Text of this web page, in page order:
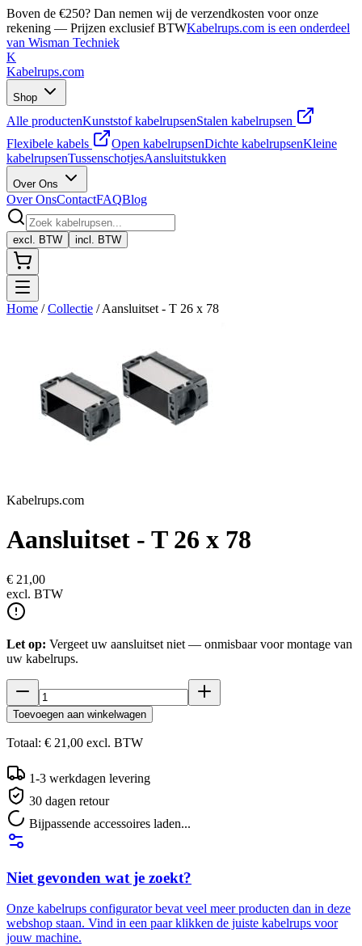
Boven de €250? Dan nemen wij de verzendkosten voor onze
rekening — Prijzen exclusief BTWKabelrups.com is een onderdeel
van Wisman Techniek
K
Kabelrups.com
Shop
Alle productenKunststof kabelrupsenStalen kabelrupsen
Flexibele kabels
Open kabelrupsenDichte kabelrupsenKleine
kabelrupsenTussenschotjesAansluitstukken
Over Ons
Over OnsContactFAQBlog
excl. BTW incl. BTW
Home / Collectie / Aansluitset - T 26 x 78
Kabelrups.com
Aansluitset - T 26 x 78
€ 21,00
excl. BTW
Let op: Vergeet uw aansluitset niet — onmisbaar voor montage van
uw kabelrups.
Toevoegen aan winkelwagen
Totaal: € 21,00 excl. BTW
1-3 werkdagen levering
30 dagen retour
Bijpassende accessoires laden...
Niet gevonden wat je zoekt?
Onze kabelrups configurator bevat veel meer producten dan in deze
webshop staan. Vind in een paar klikken de juiste kabelrups voor
jouw machine.